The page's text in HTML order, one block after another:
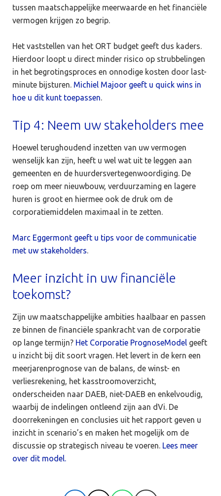
tussen maatschappelijke meerwaarde en het financiële
vermogen krijgen zo begrip.
Het vaststellen van het ORT budget geeft dus kaders.
Hierdoor loopt u direct minder risico op strubbelingen
in het begrotingsproces en onnodige kosten door last-
minute bijsturen. Michiel Majoor geeft u quick wins in
hoe u dit kunt toepassen.
Tip 4: Neem uw stakeholders mee
Hoewel terughoudend inzetten van uw vermogen
wenselijk kan zijn, heeft u wel wat uit te leggen aan
gemeenten en de huurdersvertegenwoordiging. De
roep om meer nieuwbouw, verduurzaming en lagere
huren is groot en hiermee ook de druk om de
corporatiemiddelen maximaal in te zetten.
Marc Eggermont geeft u tips voor de communicatie
met uw stakeholders.
Meer inzicht in uw financiële
toekomst?
Zijn uw maatschappelijke ambities haalbaar en passen
ze binnen de financiële spankracht van de corporatie
op lange termijn? Het Corporatie PrognoseModel geeft
u inzicht bij dit soort vragen. Het levert in de kern een
meerjarenprognose van de balans, de winst- en
verliesrekening, het kasstroomoverzicht,
onderscheiden naar DAEB, niet-DAEB en enkelvoudig,
waarbij de indelingen ontleend zijn aan dVi. De
doorrekeningen en conclusies uit het rapport geven u
inzicht in scenario’s en maken het mogelijk om de
discussie op strategisch niveau te voeren. Lees meer
over dit model.